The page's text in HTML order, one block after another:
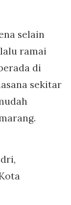
selain
ramai
di
sekitar